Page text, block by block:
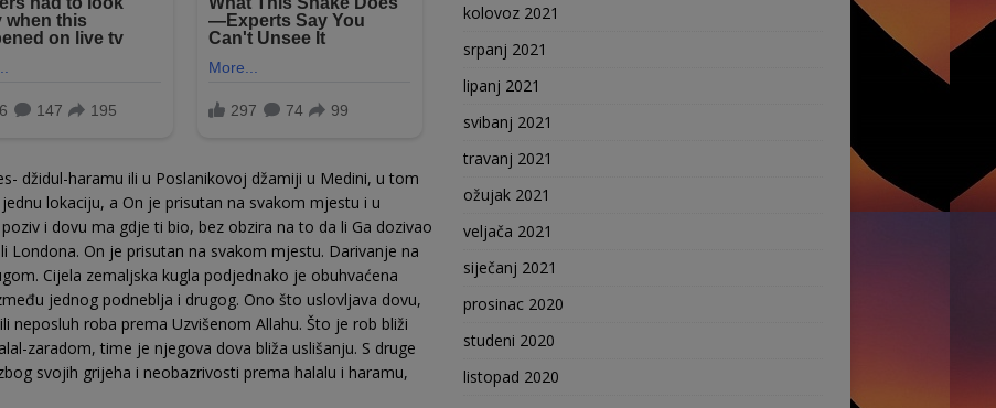
džidul-haramu ili u Poslanikovoj džamiji u Medini, u tom
lokaciju, a On je prisutan na svakom mjestu i u
i dovu ma gdje ti bio, bez obzira na to da li Ga dozivao
Londona. On je prisutan na svakom mjestu. Da­rivanje na
Cijela zemaljska kugla podjednako je obu­hvaćena
jednog podneblja i drugog. Ono što uslovljava dovu,
neposluh roba prema Uzvišenom Allahu. Što je rob bliži
zaradom, time je njegova dova bliža uslišanju. S druge
svojih grijeha i neobazrivosti prema halalu i haramu,
kolovoz 2021
srpanj 2021
lipanj 2021
svibanj 2021
travanj 2021
ožujak 2021
veljača 2021
siječanj 2021
prosinac 2020
studeni 2020
listopad 2020